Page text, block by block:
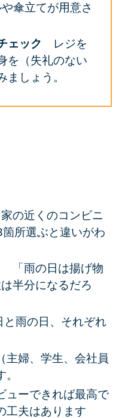
傘立てが用意さ
ェック
レジを
を（失礼のない
ましょう。
家の近くのコンビニ
所選ぶと違いがわ
「雨の日は揚げ物
半分になるだろ
と雨の日、それぞれ
主婦、学生、会社員
ューできれば最高で
工夫はあります